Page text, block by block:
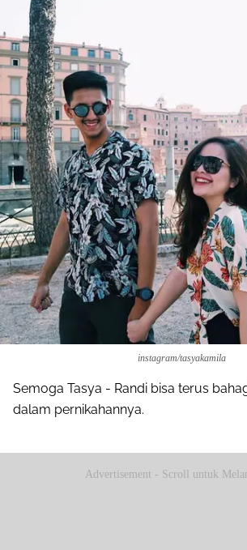
instagram/tasyakamila
Semoga Tasya - Randi bisa terus
dalam pernikahannya.
Advertisement - Scroll untuk